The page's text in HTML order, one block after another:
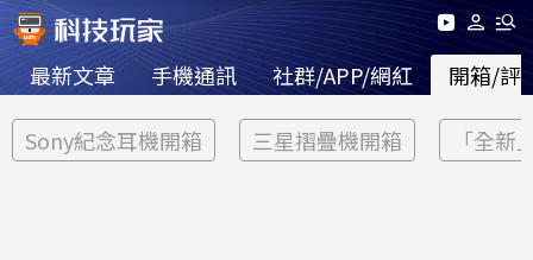
最新文章 手機通訊 社群/APP/網紅 開箱/評
Sony紀念耳機開箱 三星摺疊機開箱 「全新